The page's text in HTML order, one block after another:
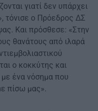
γιατί δεν υπάρχει
τόνισε ο Πρόεδρος ΔΣ
Και πρόσθεσε: «Στην
θανάτους από ιλαρά
ο κοκκύτης και
ένα νόσημα που
πίσω μας».